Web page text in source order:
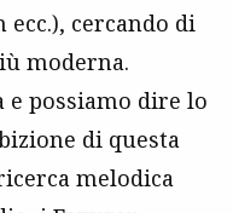
ecc.), cercando di
moderna.
e possiamo dire lo
di questa
melodica